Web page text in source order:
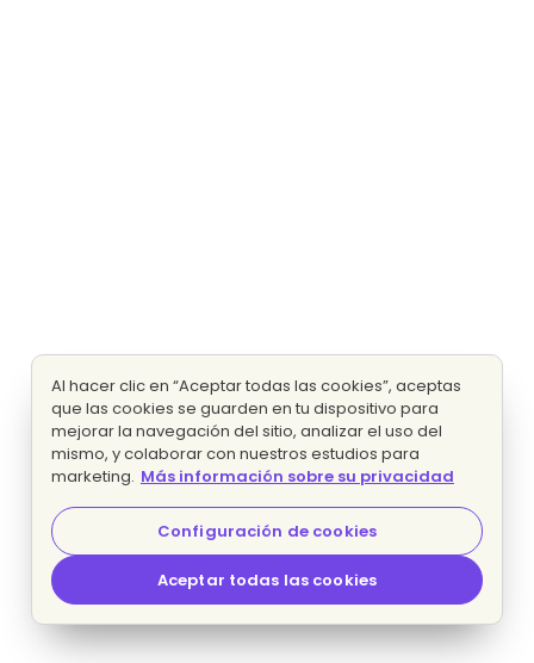
Al hacer clic en “Aceptar todas las cookies”, aceptas
que las cookies se guarden en tu dispositivo para
mejorar la navegación del sitio, analizar el uso del
mismo, y colaborar con nuestros estudios para
marketing. Más información sobre su privacidad
Configuración de cookies
Aceptar todas las cookies